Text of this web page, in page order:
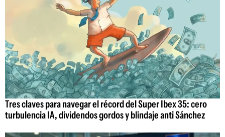
Tres claves para navegar el récord del Super Ibex 35: cero
turbulencia IA, dividendos gordos y blindaje anti Sánchez